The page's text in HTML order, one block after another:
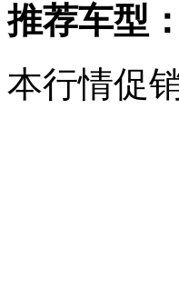
推荐车型：
本行情促